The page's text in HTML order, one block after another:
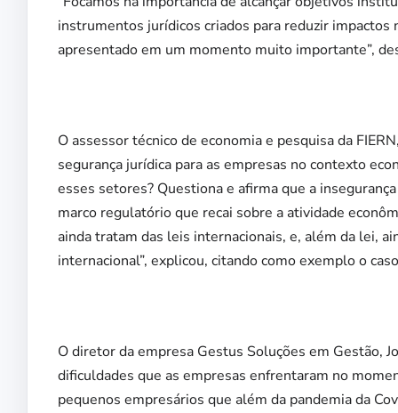
instrumentos jurídicos criados para reduzir impactos
apresentado em um momento muito importante”,
O assessor técnico de economia e pesquisa da
segurança jurídica para as empresas no contexto
esses setores? Questiona e afirma que a
marco regulatório que recai sobre a atividade
ainda tratam das leis internacionais, e, além da lei,
internacional”, explicou, citando como exemplo o
O diretor da empresa Gestus Soluções em Gestão,
dificuldades que as empresas enfrentaram no
pequenos empresários que além da pandemia da